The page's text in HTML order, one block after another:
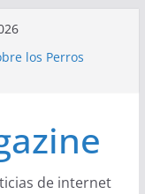
los Perros
la Moda Juvenil
Fácil de
de internet